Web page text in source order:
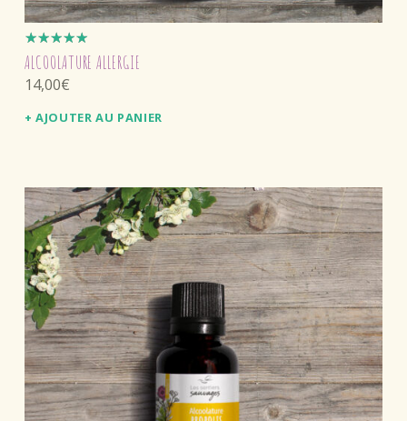
ALCOOLATURE ALLERGIE
Note
5.00sur
514,00€
AJOUTER AU PANIER